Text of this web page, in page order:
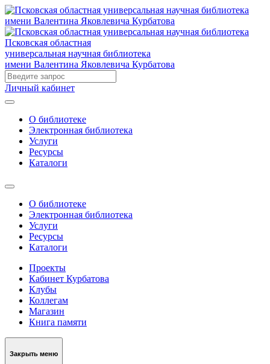
Псковская областная
универсальная научная библиотека
имени Валентина Яковлевича Курбатова
Личный кабинет
О библиотеке
Электронная библиотека
Услуги
Ресурсы
Каталоги
О библиотеке
Электронная библиотека
Услуги
Ресурсы
Каталоги
Проекты
Кабинет Курбатова
Клубы
Коллегам
Магазин
Книга памяти
Закрыть меню